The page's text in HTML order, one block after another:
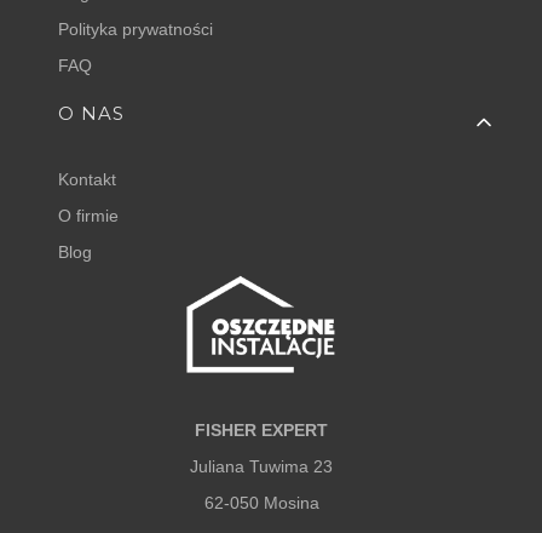
Polityka prywatności
FAQ
O NAS
Kontakt
O firmie
Blog
FISHER EXPERT
Juliana Tuwima 23
62-050 Mosina